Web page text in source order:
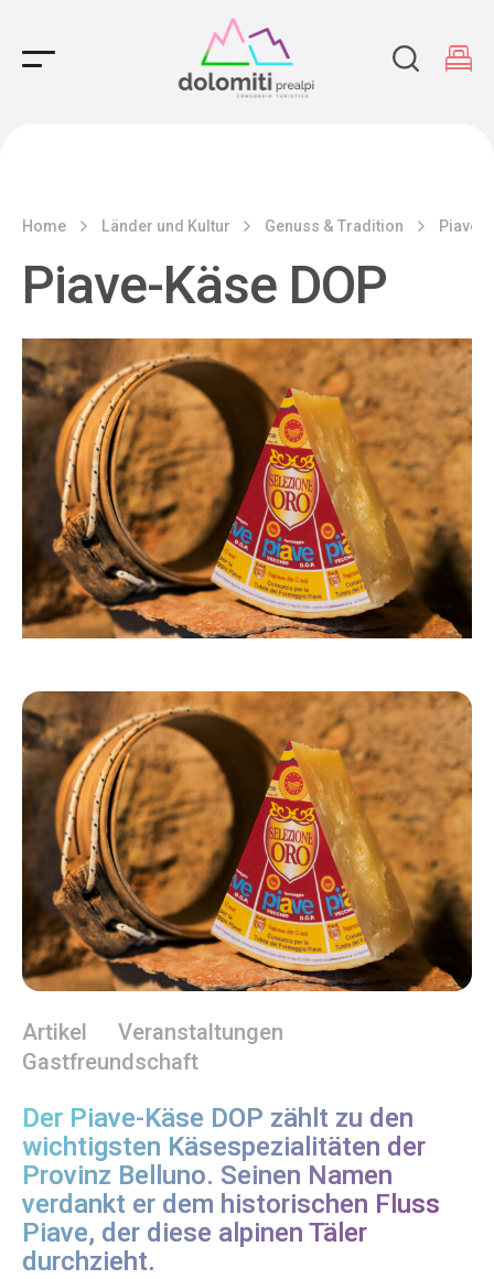
Main Navigation
Home Länder und Kultur Genuss & Tradition Piave-
Piave-Käse DOP
Artikel
Veranstaltungen
Gastfreundschaft
Der Piave-Käse DOP zählt zu den
wichtigsten Käsespezialitäten der
Provinz Belluno. Seinen Namen
verdankt er dem historischen Fluss
Piave, der diese alpinen Täler
durchzieht.